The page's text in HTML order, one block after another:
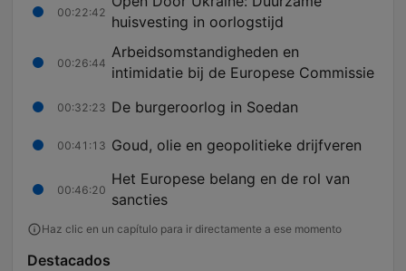
00:22:42
huisvesting in oorlogstijd
00:26:44
Arbeidsomstandigheden en
intimidatie bij de Europese Commissie
00:32:23 De burgeroorlog in Soedan
00:41:13 Goud, olie en geopolitieke drijfveren
00:46:20
Het Europese belang en de rol van
sancties
Haz clic en un capítulo para ir directamente a ese momento
Destacados